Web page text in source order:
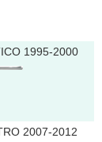
1995-2000
2007-2012